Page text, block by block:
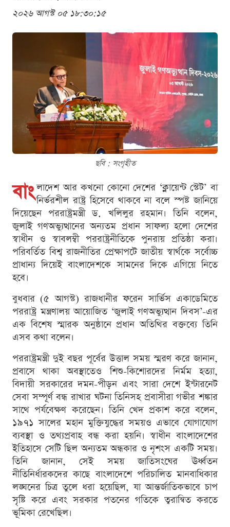
২০২৬ আগস্ট ০৫ ১৮:৩০:১৫
ছবি : সংগৃহীত
বাং লাদেশ আর কখনো কোনো দেশের ‘ক্লায়েন্ট স্টেট’ বা
নির্ভরশীল রাষ্ট্র হিসেবে থাকবে না বলে স্পষ্ট জানিয়ে
দিয়েছেন পররাষ্ট্রমন্ত্রী ড. খলিলুর রহমান। তিনি বলেন,
জুলাই গণঅভ্যুত্থানের অন্যতম প্রধান সাফল্য হলো দেশের
স্বাধীন ও স্বাবলম্বী পররাষ্ট্রনীতিকে পুনরায় প্রতিষ্ঠা করা।
পরিবর্তিত বিশ্ব রাজনীতির প্রেক্ষাপটে জাতীয় স্বার্থকে সর্বোচ্চ
প্রাধান্য দিয়েই বাংলাদেশকে সামনের দিকে এগিয়ে নিতে
হবে।
বুধবার (৫ আগস্ট) রাজধানীর ফরেন সার্ভিস একাডেমিতে
পররাষ্ট্র মন্ত্রণালয় আয়োজিত ‘জুলাই গণঅভ্যুত্থান দিবস’-এর
এক বিশেষ স্মারক অনুষ্ঠানে প্রধান অতিথির বক্তব্যে তিনি
এসব কথা বলেন।
পররাষ্ট্রমন্ত্রী দুই বছর পূর্বের উত্তাল সময় স্মরণ করে জানান,
প্রবাসে থাকা অবস্থাতেও শিশু-কিশোরদের নির্মম হত্যা,
বিদায়ী সরকারের দমন-পীড়ন এবং সারা দেশে ইন্টারনেট
সেবা সম্পূর্ণ বন্ধ রাখার ঘটনা তিনিসহ প্রবাসীরা গভীর শঙ্কার
সাথে পর্যবেক্ষণ করেছেন। তিনি খেদ প্রকাশ করে বলেন,
১৯৭১ সালের মহান মুক্তিযুদ্ধের সময়ও এভাবে যোগাযোগ
ব্যবস্থা ও তথ্যপ্রবাহ বন্ধ করা হয়নি। স্বাধীন বাংলাদেশের
ইতিহাসে সেটি ছিল অন্যতম অন্ধকার ও নৃশংস একটি সময়।
তিনি জানান, সেই সময় জাতিসংঘের ঊর্ধ্বতন
নীতিনির্ধারকদের কাছে বাংলাদেশে পরিচালিত মানবাধিকার
লঙ্ঘনের চিত্র তুলে ধরা হয়েছিল, যা আন্তর্জাতিকভাবে চাপ
সৃষ্টি করে এবং সরকার পতনের গতিকে ত্বরান্বিত করতে
ভূমিকা রেখেছিল।